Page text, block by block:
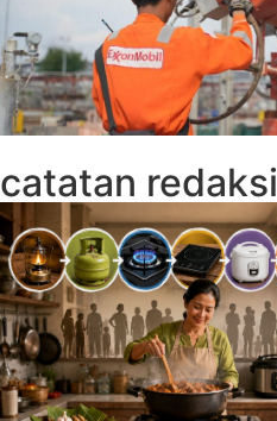
catatan redaksi